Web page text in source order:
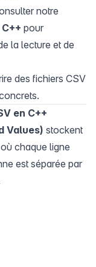
notre
pour
la lecture et de
des fichiers CSV
en C++
Values) stockent
chaque ligne
est séparée par